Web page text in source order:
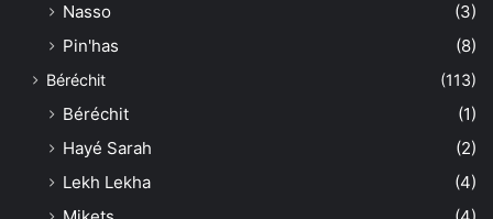
Nasso
(3)
Pin'has
(8)
Béréchit (113)
Béréchit
(1)
Hayé Sarah
(2)
Lekh Lekha
(4)